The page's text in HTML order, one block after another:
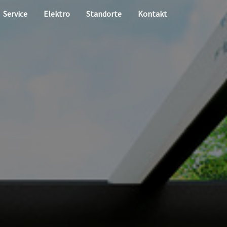
Service Elektro Standorte Kontakt